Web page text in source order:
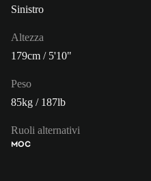
Sinistro
Altezza
179cm / 5'10"
Peso
85kg / 187lb
Ruoli alternativi
MOC